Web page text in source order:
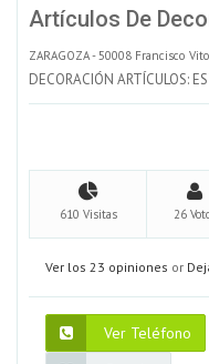
Artículos De
ZARAGOZA - 50008 Francisco
DECORACIÓN ARTÍCULOS:
610 Visitas 26
Ver los 23 opiniones or
Ver Teléfono